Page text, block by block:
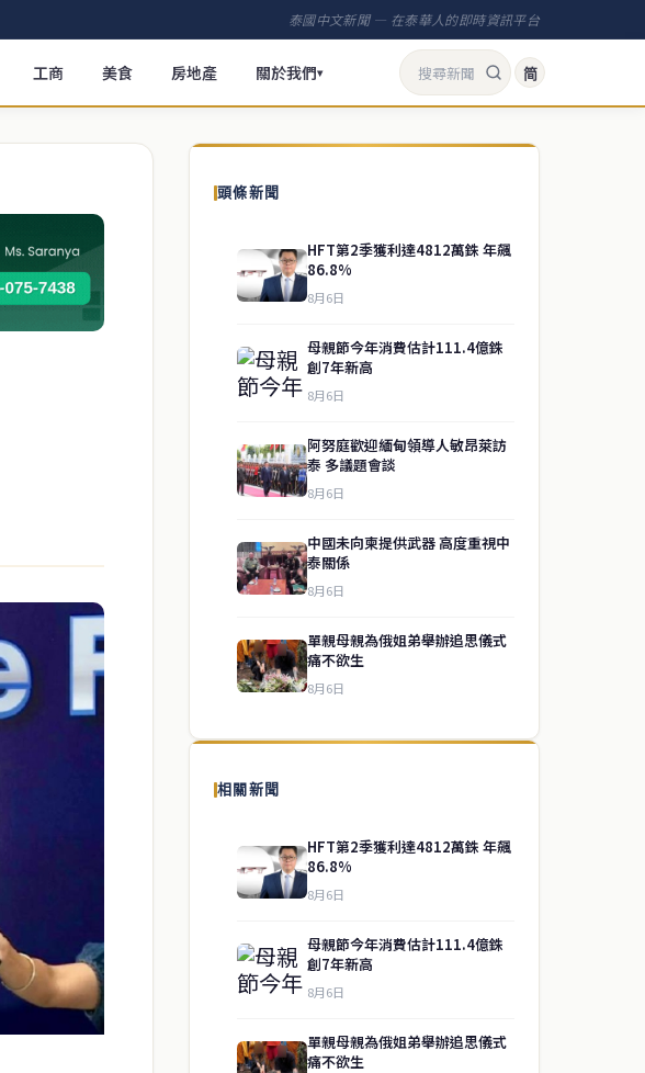
泰國中文新聞 — 在泰華人的即時資訊平台
工商 美食 房地產 關於我們▾ 简
頭條新聞
HFT第2季獲利達4812萬銖 年飆
86.8%
8月6日
母親節今年消費估計111.4億銖
創7年新高
8月6日
阿努庭歡迎緬甸領導人敏昂萊訪
泰 多議題會談
8月6日
中國未向柬提供武器 高度重視中
泰關係
8月6日
單親母親為俄姐弟舉辦追思儀式
痛不欲生
8月6日
相關新聞
HFT第2季獲利達4812萬銖 年飆
86.8%
8月6日
母親節今年消費估計111.4億銖
創7年新高
8月6日
單親母親為俄姐弟舉辦追思儀式
痛不欲生